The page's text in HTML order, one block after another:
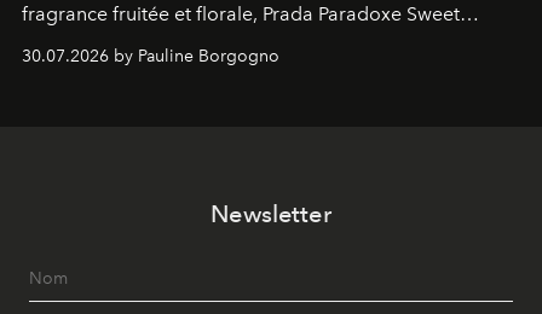
fragrance fruitée et florale, Prada Paradoxe Sweet
30.07.2026 by Pauline Borgogno
Newsletter